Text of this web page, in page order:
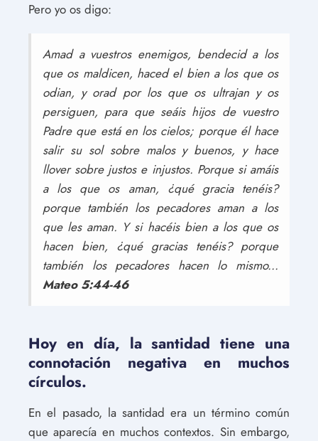
Pero yo os digo:
Amad a vuestros enemigos, bendecid a los
que os maldicen, haced el bien a los que os
odian, y orad por los que os ultrajan y os
persiguen, para que seáis hijos de vuestro
Padre que está en los cielos; porque él hace
salir su sol sobre malos y buenos, y hace
llover sobre justos e injustos. Porque si amáis
a los que os aman, ¿qué gracia tenéis?
porque también los pecadores aman a los
que les aman. Y si hacéis bien a los que os
hacen bien, ¿qué gracias tenéis? porque
también los pecadores hacen lo mismo...
Mateo 5:44-46
Hoy en día, la santidad tiene una
connotación negativa en muchos
círculos.
En el pasado, la santidad era un término común
que aparecía en muchos contextos. Sin embargo,